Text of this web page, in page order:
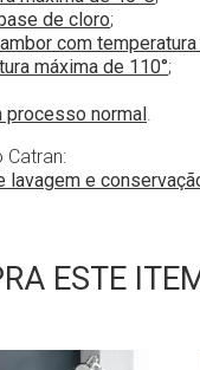
de cloro;
com
máxima de 110°;
processo normal.
Catran:
lavagem e
ESTE